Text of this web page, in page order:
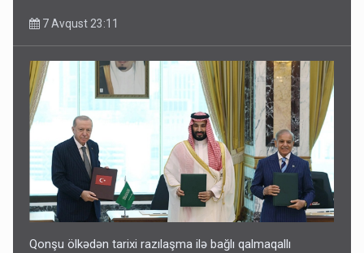
7 Avqust 23:11
Qonşu ölkədən tarixi razılaşma ilə bağlı qalmaqallı